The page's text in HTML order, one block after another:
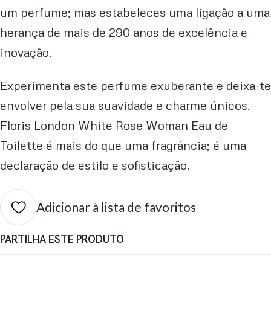
um perfume; mas estabeleces uma ligação a uma
herança de mais de 290 anos de excelência e
inovação.
Experimenta este perfume exuberante e deixa-te
envolver pela sua suavidade e charme únicos.
Floris London White Rose Woman Eau de
Toilette é mais do que uma fragrância; é uma
declaração de estilo e sofisticação.
Adicionar à lista de favoritos
PARTILHA ESTE PRODUTO